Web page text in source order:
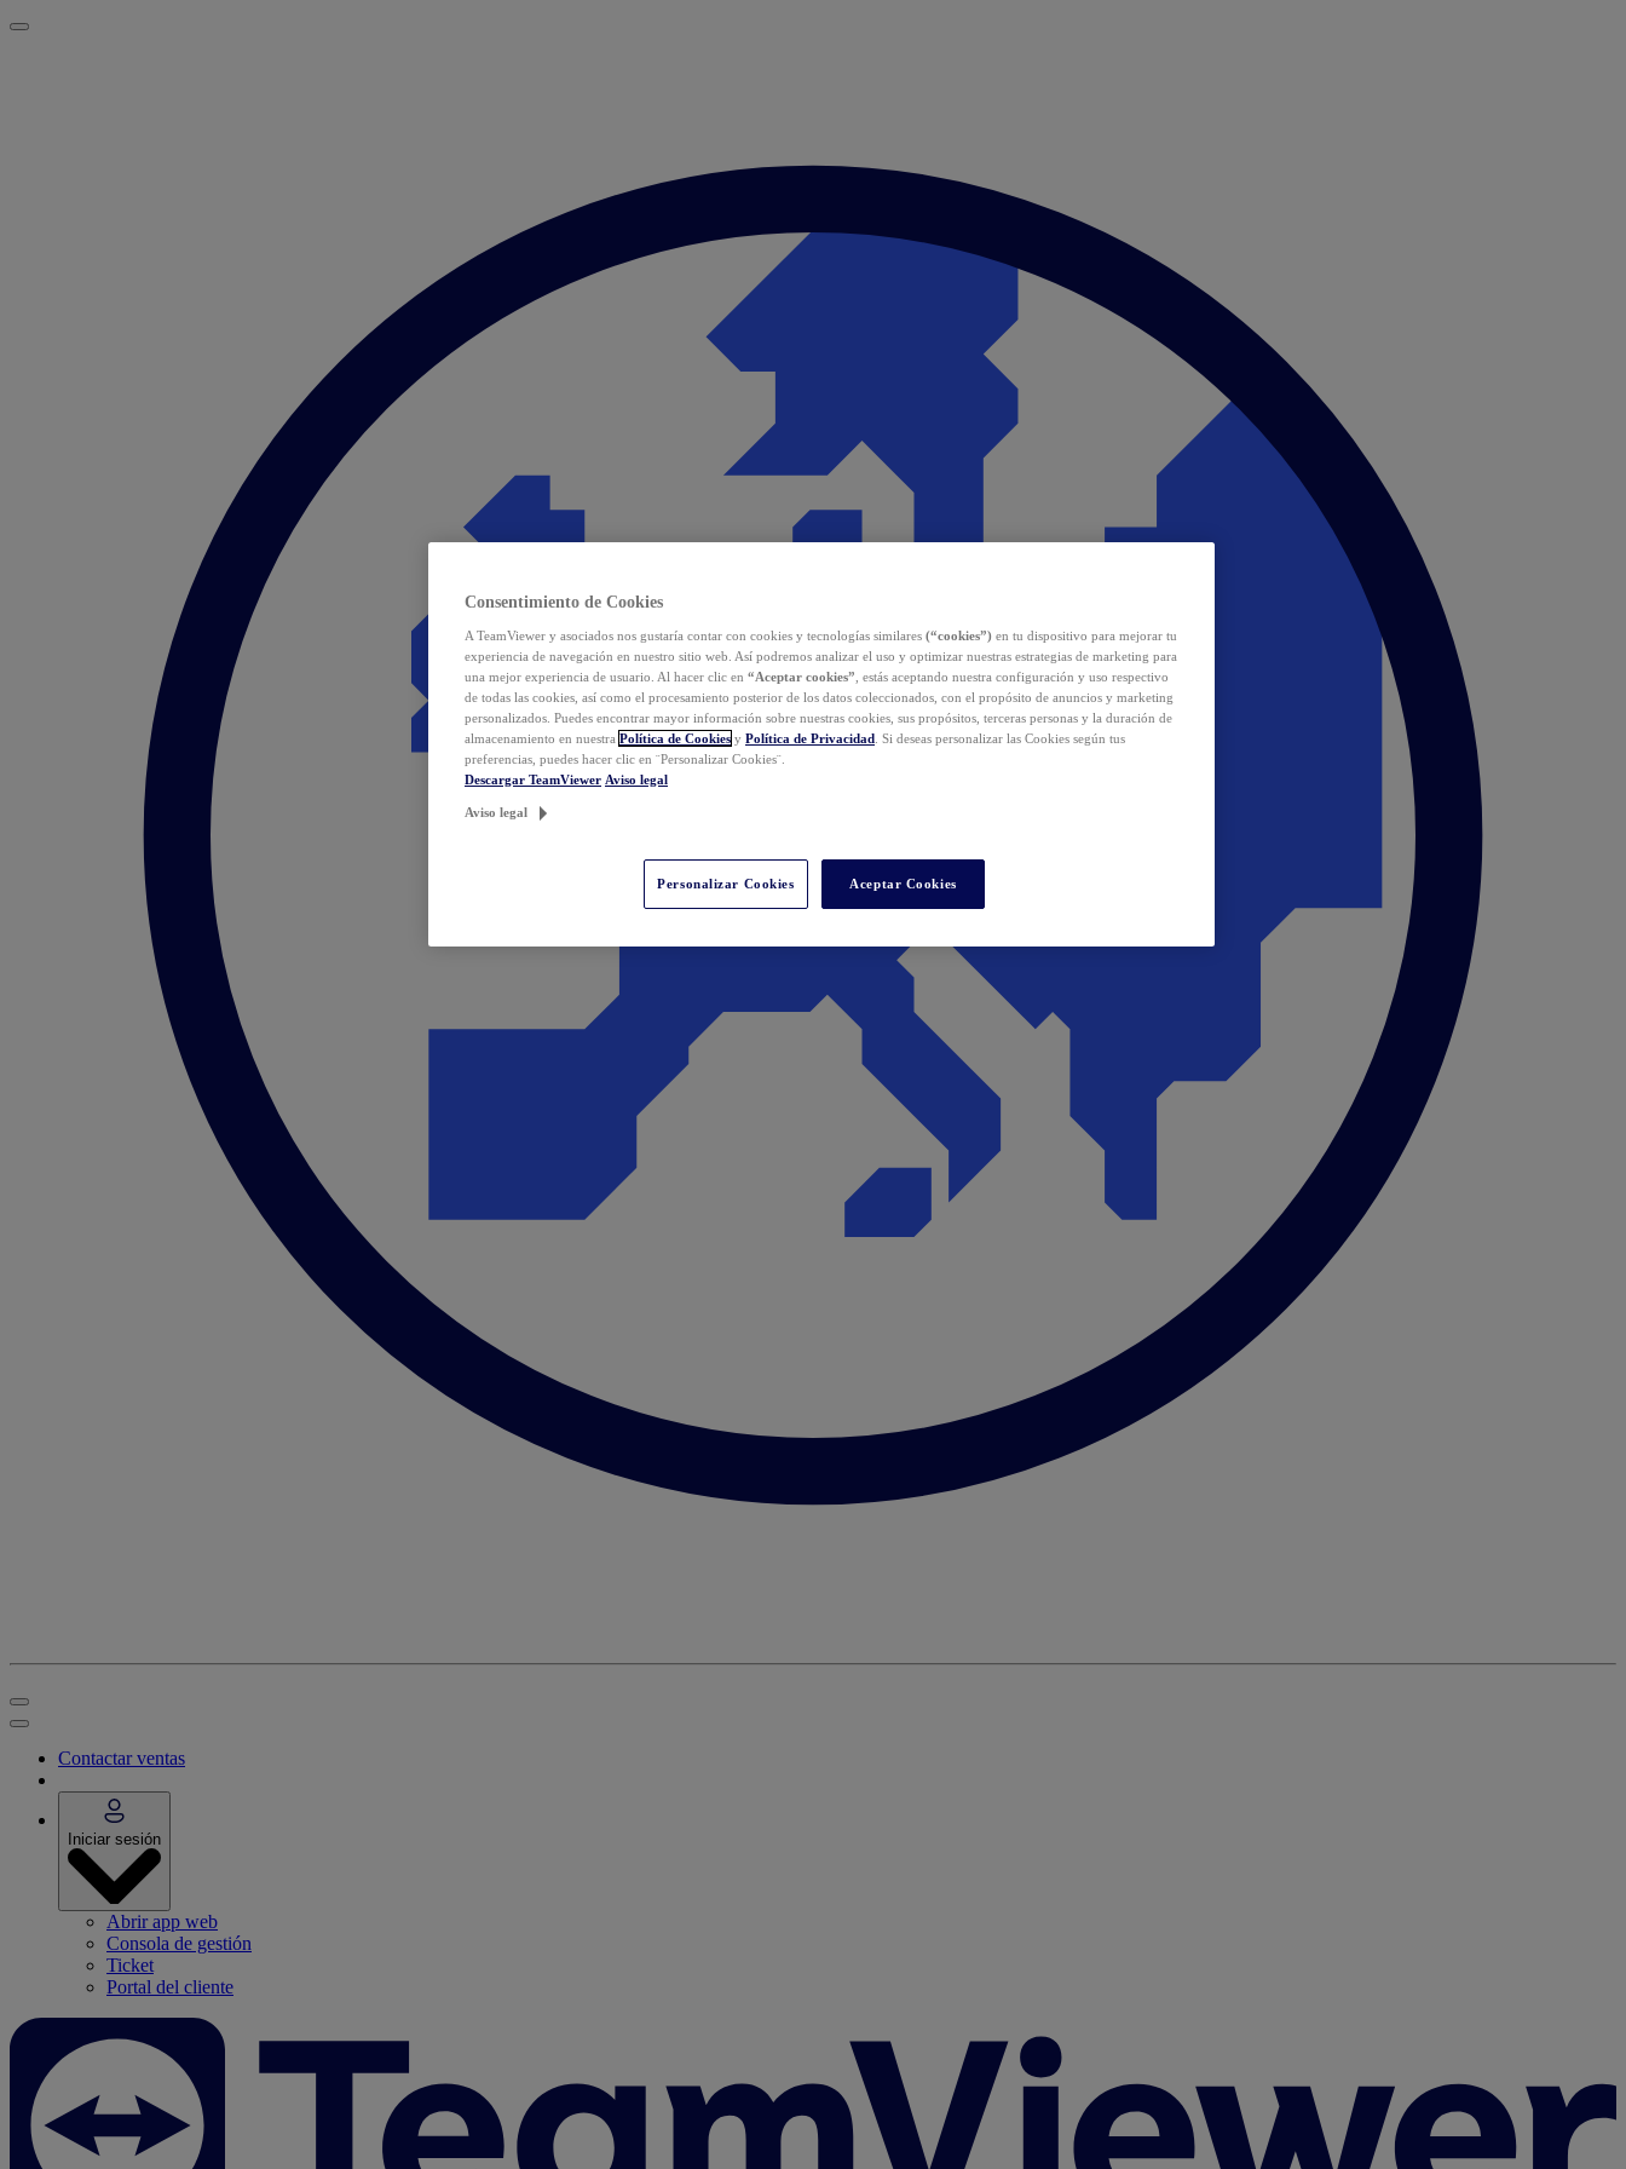
Contactar ventas
Iniciar sesión
Abrir app web
Consola de gestión
Ticket
Portal del cliente
Consentimiento de Cookies
A TeamViewer y asociados nos gustaría contar con cookies y tecnologías similares (“cookies”) en tu dispositivo para mejorar tu
experiencia de navegación en nuestro sitio web. Así podremos analizar el uso y optimizar nuestras estrategias de marketing para
una mejor experiencia de usuario. Al hacer clic en “Aceptar cookies” , estás aceptando nuestra configuración y uso respectivo
de todas las cookies, así como el procesamiento posterior de los datos coleccionados, con el propósito de anuncios y marketing
personalizados. Puedes encontrar mayor información sobre nuestras cookies, sus propósitos, terceras personas y la duración de
almacenamiento en nuestra Política de Cookies y Política de Privacidad . Si deseas personalizar las Cookies según tus
preferencias, puedes hacer clic en ¨Personalizar Cookies¨.
Descargar TeamViewer Aviso legal
Aviso legal
Personalizar Cookies Aceptar Cookies